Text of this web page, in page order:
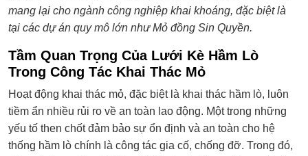
mang lại cho ngành công nghiệp khai khoáng, đặc biệt là
tại các dự án quy mô lớn như Mỏ đồng Sin Quyền.
Tầm Quan Trọng Của Lưới Kè Hầm Lò
Trong Công Tác Khai Thác Mỏ
Hoạt động khai thác mỏ, đặc biệt là khai thác hầm lò, luôn
tiềm ẩn nhiều rủi ro về an toàn lao động. Một trong những
yếu tố then chốt đảm bảo sự ổn định và an toàn cho hệ
thống hầm lò chính là công tác gia cố, chống đỡ. Trong đó,